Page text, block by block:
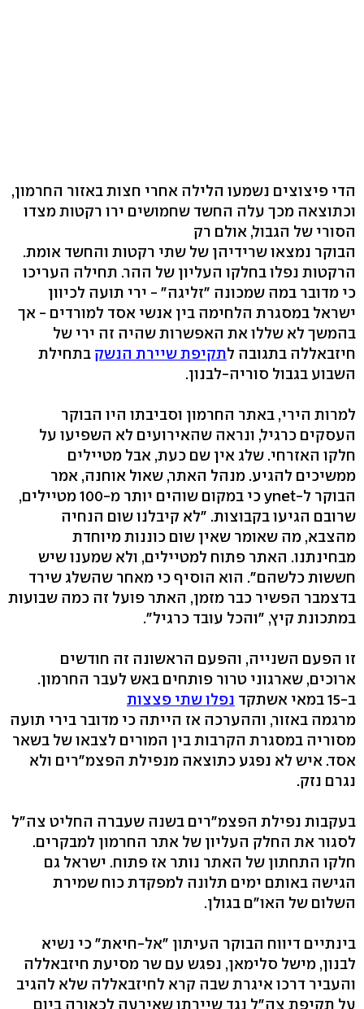
הדי פיצוצים נשמעו הלילה אחרי חצות באזור החרמון,
וכתוצאה מכך עלה החשד שחמושים ירו רקטות מצדו
הסורי של הגבול, אולם רק
הבוקר נמצאו שרידיהן של שתי רקטות והחשד אומת.
הרקטות נפלו בחלקו העליון של ההר. תחילה העריכו
כי מדובר במה שמכונה "זליגה" - ירי תועה לכיוון
ישראל במסגרת הלחימה בין אנשי אסד למורדים - אך
בהמשך לא שללו את האפשרות שהיה זה ירי של
חיזבאללה בתגובה לתקיפת שיירת הנשק בתחילת
השבוע בגבול סוריה-לבנון.
למרות הירי, באתר החרמון וסביבתו היו הבוקר
העסקים כרגיל, ונראה שהאירועים לא השפיעו על
חלקו האזרחי. שלג אין שם כעת, אבל מטיילים
ממשיכים להגיע. מנהל האתר, שאול אוחנה, אמר
הבוקר ל-ynet כי במקום שוהים יותר מ-100 מטיילים,
שרובם הגיעו בקבוצות. "לא קיבלנו שום הנחיה
מהצבא, מה שאומר שאין שום כוננות מיוחדת
מבחינתנו. האתר פתוח למטיילים, ולא שמענו שיש
חששות כלשהם". הוא הוסיף כי מאחר שהשלג שירד
בדצמבר הפשיר כבר מזמן, האתר פועל זה כמה שבועות
במתכונת קיץ, "והכל עובד כרגיל".
זו הפעם השנייה, והפעם הראשונה זה חודשים
ארוכים, שארגוני טרור פותחים באש לעבר החרמון.
ב-15 במאי אשתקד
נפלו שתי פצצות
מרגמה באזור, וההערכה אז הייתה כי מדובר בירי תועה
מסוריה במסגרת הקרבות בין המורים לצבאו של בשאר
אסד. איש לא נפגע כתוצאה מנפילת הפצמ"רים ולא
נגרם נזק.
בעקבות נפילת הפצמ"רים בשנה שעברה החליט צה"ל
לסגור את החלק העליון של אתר החרמון למבקרים.
חלקו התחתון של האתר נותר אז פתוח. ישראל גם
הגישה באותם ימים תלונה למפקדת כוח שמירת
השלום של האו"ם בגולן.
בינתיים דיווח הבוקר העיתון "אל-חיאת" כי נשיא
לבנון, מישל סלימאן, נפגש עם שר מסיעת חיזבאללה
והעביר דרכו איגרת שבה קרא לחיזבאללה שלא להגיב
על תקיפת צה"ל נגד שיירתו שאירעה לכאורה ביום